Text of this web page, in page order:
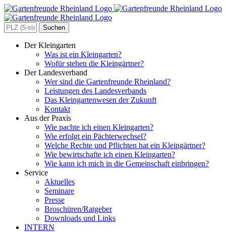
Zum
Inhalt
springen
Search
for:
Der Kleingarten
Was ist ein Kleingarten?
Wofür stehen die Kleingärtner?
Der Landesverband
Wer sind die Gartenfreunde Rheinland?
Leistungen des Landesverbands
Das Kleingartenwesen der Zukunft
Kontakt
Aus der Praxis
Wie pachte ich einen Kleingarten?
Wie erfolgt ein Pächterwechsel?
Welche Rechte und Pflichten hat ein Kleingärtner?
Wie bewirtschafte ich einen Kleingarten?
Wie kann ich mich in die Gemeinschaft einbringen?
Service
Aktuelles
Seminare
Presse
Broschüren/Ratgeber
Downloads und Links
INTERN